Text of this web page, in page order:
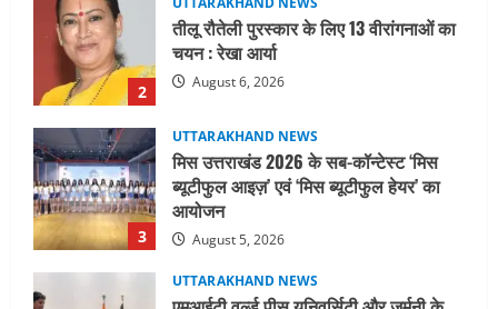
3
UTTARAKHAND NEWS
मिस उत्तराखंड 2026 के सब-कॉन्टेस्ट ‘मिस
ब्यूटीफुल आइज़’ एवं ‘मिस ब्यूटीफुल हेयर’ का
August 5, 2026
4
UTTARAKHAND NEWS
एमआईटी वर्ल्ड पीस यूनिवर्सिटी और जर्मनी के
बीएसबीआई के बीच समझौता; भारतीय छात्रों
को मिलेंगे वैश्विक अवसर
August 5, 2026